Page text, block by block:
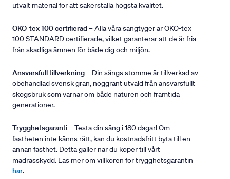
utvalt material för att säkerställa högsta kvalitet.
ÖKO-tex 100 certifierad– Alla våra sängtyger är ÖKO-tex
100 STANDARD certifierade, vilket garanterar att de är fria
från skadliga ämnen för både dig och miljön.
Ansvarsfull tillverkning– Din sängs stomme är tillverkad av
obehandlad svensk gran, noggrant utvald från ansvarsfullt
skogsbruk som värnar om både naturen och framtida
generationer.
Trygghetsgaranti– Testa din säng i 180 dagar! Om
fastheten inte känns rätt, kan du kostnadsfritt byta till en
annan fasthet. Detta gäller när du köper till vårt
madrasskydd. Läs mer om villkoren för trygghetsgarantin
här.